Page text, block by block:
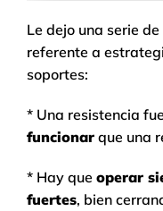
Le dejo una serie de
referente a
soportes:
* Una resistencia
funcionar que una
* Hay que operar
fuertes, bien